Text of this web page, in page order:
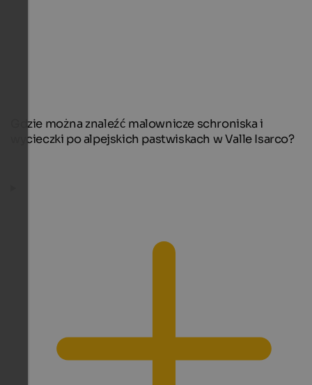
Gdzie można znaleźć malownicze schroniska i
wycieczki po alpejskich pastwiskach w Valle Isarco?